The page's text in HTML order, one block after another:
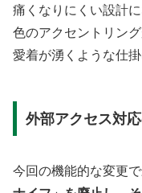
痛くなりにくい設計
色のアクセントリン
愛着が湧くような仕
外部アクセス対
今回の機能的な変更